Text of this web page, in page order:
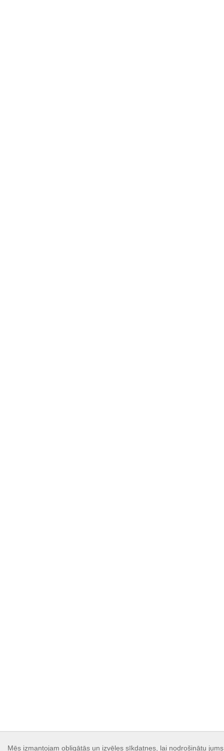
Mēs izmantojam obligātās un izvēles sīkdatnes, lai nodrošinātu